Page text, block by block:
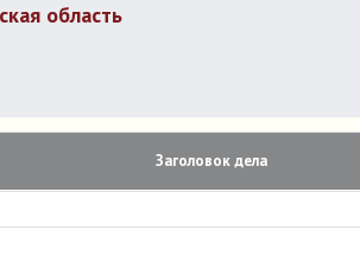
область
Заголовок дела